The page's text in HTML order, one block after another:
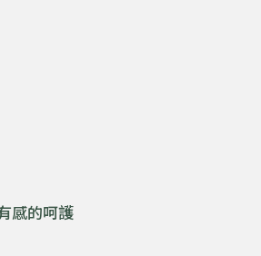
感的呵護